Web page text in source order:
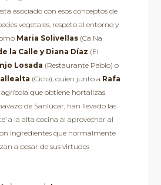
asociado con esos conceptos de
vegetales, respeto al entorno y
Maria Solivellas(Ca Na
la Calle y Diana Díaz (El
Losada (Restaurante Pablo) o
(Ciclo), quien junto a Rafa
agrícola que obtiene hortalizas
de Sanlúcar, han llevado las
a la alta cocina al aprovechar al
ingredientes que normalmente
a pesar de sus virtudes